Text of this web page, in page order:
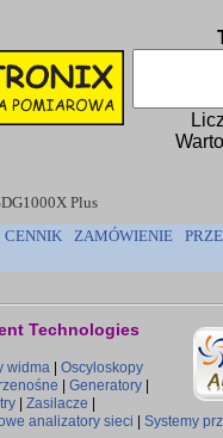
Plus
CENNIK ZAMÓWIENIE
Technologies
widma
Oscyloskopy
Generatory
Zasilacze
analizatory sieci
Systemy